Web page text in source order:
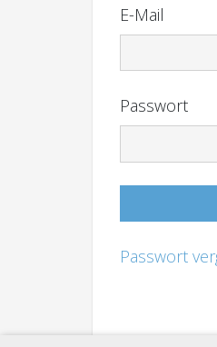
E-Mail
Passwort
Passwort